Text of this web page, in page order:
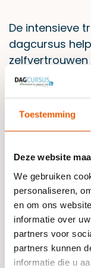
Toestemming
Deze website
We gebruiken
personaliseren,
en om ons
informatie over
partners voor
partners kunnen
informatie die u
De intensieve
dagcursus
examen.
meteen
en ga je goed
in. Hierdoor
op.
Contact
Wil je
daarvoor
Kom dan een
ons. Wij